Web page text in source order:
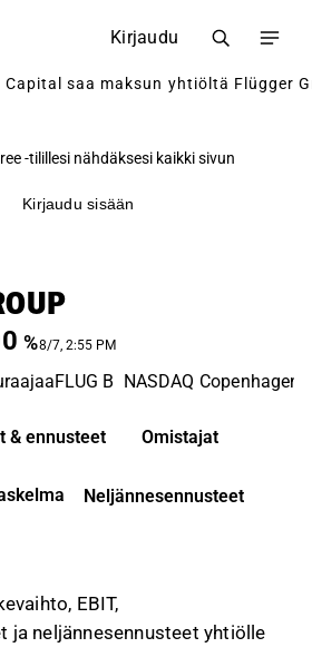
Kirjaudu
Capital saa maksun yhtiöltä
-tilillesi nähdäksesi kaikki sivun
Kirjaudu sisään
%8/7, 2:55 PM
FLUG B NASDAQ Copenhagen
& ennusteet Omistajat
Neljännesennusteet
EBIT,
ja neljännesennusteet yhtiölle